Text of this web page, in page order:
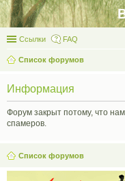
Ссылки FAQ
Список форумов
Информация
Форум закрыт потому, что
спамеров.
Список форумов